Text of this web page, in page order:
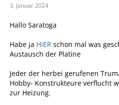
3. Januar 2024
Hallo Saratoga
Habe ja HIER schon mal was
Austausch der Platine
Jeder der herbei gerufenen
Hobby- Konstrukteure verflucht
zur Heizung.